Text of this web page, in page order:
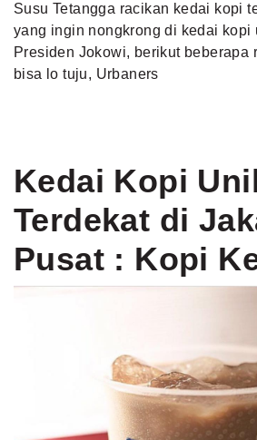
Susu Tetangga racikan kedai kopi
yang ingin nongkrong di kedai kopi
Presiden Jokowi, berikut beberapa
bisa lo tuju, Urbaners
Kedai Kopi
Terdekat di
Pusat : Kopi